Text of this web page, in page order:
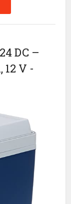
DC –
12 V -